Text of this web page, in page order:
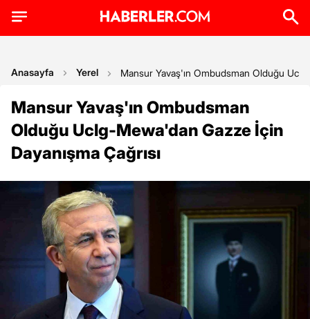
Anasayfa Yerel Mansur Yavaş'ın Ombudsman Olduğu
Mansur Yavaş'ın Ombudsman
Olduğu Uclg-Mewa'dan Gazze İçin
Dayanışma Çağrısı